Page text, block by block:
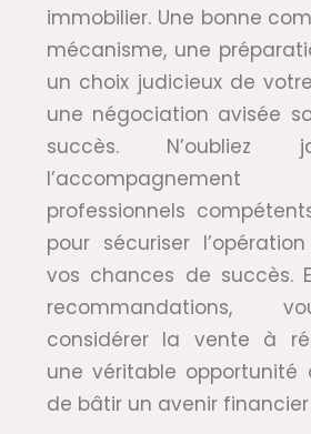
immobilier. Une bonne
mécanisme, une
un choix judicieux de
une négociation avisée
succès. N’oubliez
professionnels
pour sécuriser
vos chances de succès.
recommandations,
considérer la vente à
une véritable opportunité
de bâtir un avenir financier